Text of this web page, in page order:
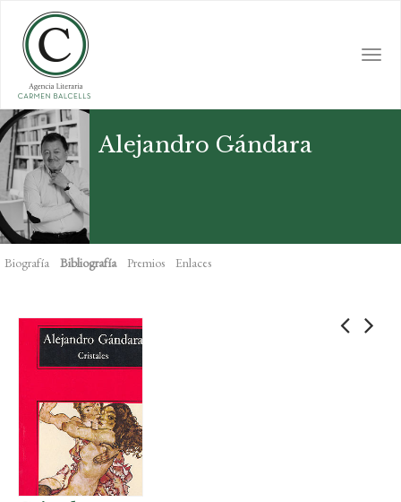
main
content
Alejandro Gándara
Biografía Bibliografía Premios Enlaces